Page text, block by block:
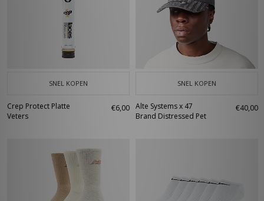
SNEL KOPEN
Crep Protect Platte
Veters
€6,00
SNEL KOPEN
Alte Systems x 47
Brand Distressed Pet
€40,00